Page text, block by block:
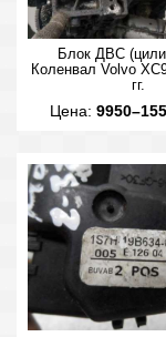
Блок ДВС
Коленвал Volvo
гг.
Цена: